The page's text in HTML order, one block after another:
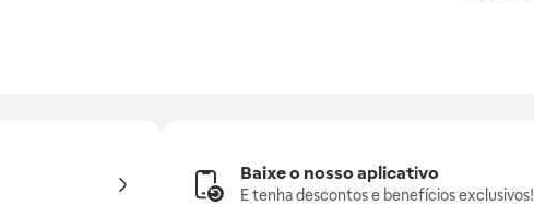
Baixe o nosso aplicativo
E tenha descontos e benefícios exclusivos!